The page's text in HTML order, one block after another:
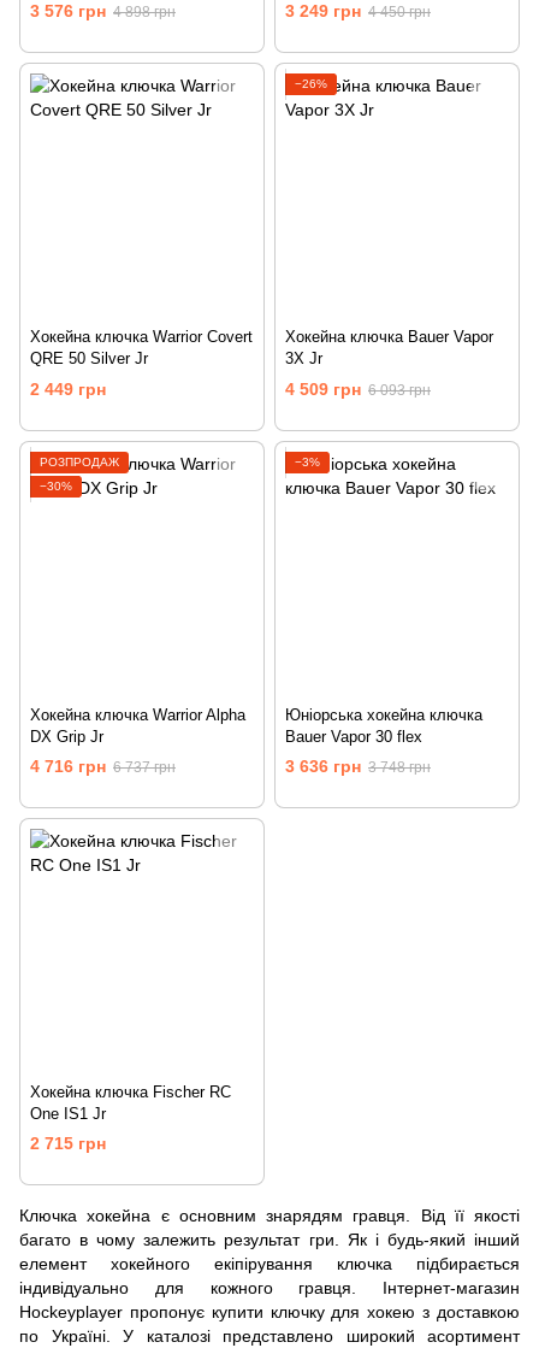
3 576 грн 4 898 грн 3 249 грн 4 450 грн
Хокейна ключка Warrior Covert
QRE 50 Silver Jr
2 449 грн
−26%
Хокейна ключка Bauer Vapor
3X Jr
4 509 грн 6 093 грн
РОЗПРОДАЖ
−30%
Хокейна ключка Warrior Alpha
DX Grip Jr
4 716 грн 6 737 грн
−3%
Юніорська хокейна ключка
Bauer Vapor 30 flex
3 636 грн 3 748 грн
Хокейна ключка Fischer RC
One IS1 Jr
2 715 грн
Ключка хокейна є основним знарядям гравця. Від її якості
багато в чому залежить результат гри. Як і будь-який інший
елемент хокейного екіпірування ключка підбирається
індивідуально для кожного гравця. Інтернет-магазин
Hockeyplayer пропонує купити ключку для хокею з доставкою
по Україні. У каталозі представлено широкий асортимент